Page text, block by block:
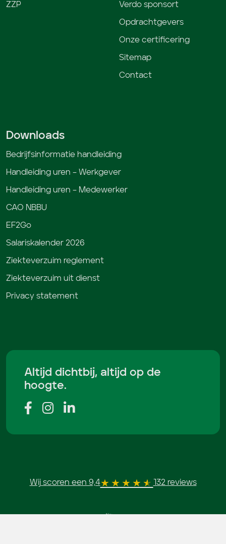
ZZP Verdo sponsort
Opdrachtgevers
Onze certificering
Sitemap
Contact
Downloads
Bedrijfsinformatie handleiding
Handleiding uren – Werkgever
Handleiding uren – Medewerker
CAO NBBU
EF2Go
Salariskalender 2026
Ziekteverzuim reglement
Ziekteverzuim uit dienst
Privacy statement
Altijd dichtbij, altijd op de
hoogte.
Wij scoren een 9,4 132 reviews